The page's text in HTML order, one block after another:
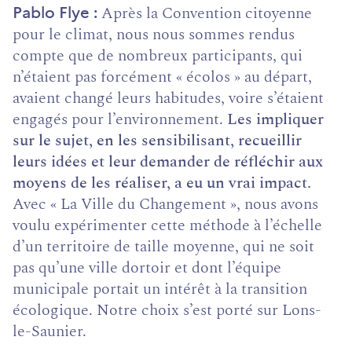
Pablo Flye
Après la Convention citoyenne
pour le climat, nous nous sommes rendus
compte que de nombreux participants, qui
n’étaient pas forcément « écolos » au départ,
avaient changé leurs habitudes, voire s’étaient
engagés pour l’environnement. Les impliquer
sur le sujet, en les sensibilisant, recueillir
leurs idées et leur demander de réfléchir aux
moyens de les réaliser, a eu un vrai impact.
Avec « La Ville du Changement », nous avons
voulu expérimenter cette méthode à l’échelle
d’un territoire de taille moyenne, qui ne soit
pas qu’une ville dortoir et dont l’équipe
municipale portait un intérêt à la transition
écologique. Notre choix s’est porté sur Lons-
le-Saunier.